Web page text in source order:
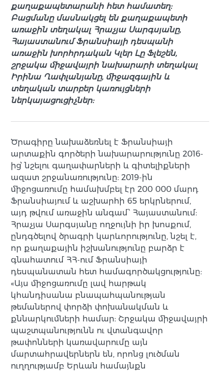
քաղաքապետարանի հետ համատեղ:
Բացմանը մասնակցել են քաղաքապետի
առաջին տեղակալ Հրաչյա Սարգսյանը,
Հայաստանում Ֆրանսիայի դեսպանի
առաջին խորհրդական Կլեր Լը Ֆլեշեն,
շրջակա միջավայրի նախարարի տեղակալ
Իրինա Ղափլանյանը, միջազգային և
տեղական տարբեր կառույցների
ներկայացուցիչներ:
Ծրագիրը նախաձեռնել է Ֆրանսիայի
արտաքին գործերի նախարարությունը 2016-
ից՝ նշելու գաղափարների և գիտելիքների
ազատ շրջանառությունը: 2019-ին
միջոցառումը համախմբել էր 200 000 մարդ
Ֆրանսիայում և աշխարհի 65 երկրներում,
այդ թվում առաջին անգամ՝ Հայաստանում:
Հրաչյա Սարգսյանը ողջույնի իր խոսքում,
ընդգծելով ծրագրի կարևորությունը, նշել է,
որ քաղաքային իշխանությունը բարձր է
գնահատում ՀՀ-ում Ֆրանսիայի
դեսպանատան հետ համագործակցությունը:
«Այս միջոցառումը լավ հարթակ
կհանդիսանա բնապահպանության
թեմաներով փորձի փոխանակման և
քննարկումների համար: Շրջակա միջավայրի
պաշտպանությունն ու վտանգավոր
թափոնների կառավարումը այն
մարտահրավերներն են, որոնց լուծման
ուղղությամբ Երևան համայնքն